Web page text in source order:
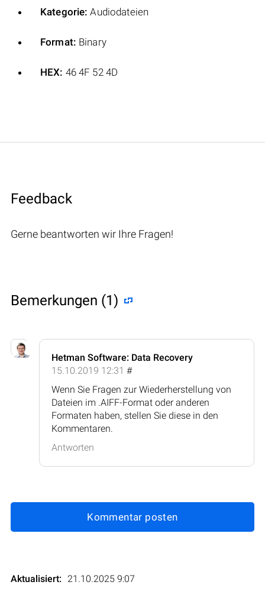
Kategorie: Audiodateien
Format: Binary
HEX: 46 4F 52 4D
Feedback
Gerne beantworten wir Ihre Fragen!
Bemerkungen (1)
Hetman Software: Data Recovery
15.10.2019 12:31 #
Wenn Sie Fragen zur Wiederherstellung von
Dateien im .AIFF-Format oder anderen
Formaten haben, stellen Sie diese in den
Kommentaren.
Antworten
Kommentar posten
Aktualisiert: 21.10.2025 9:07